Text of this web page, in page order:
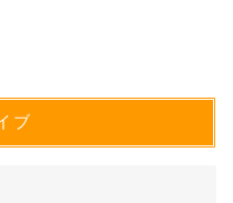
ブ